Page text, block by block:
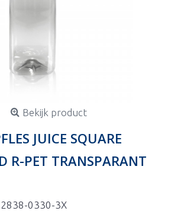
Bekijk product
JUICE SQUARE
R-PET TRANSPARANT
2838-0330-3X